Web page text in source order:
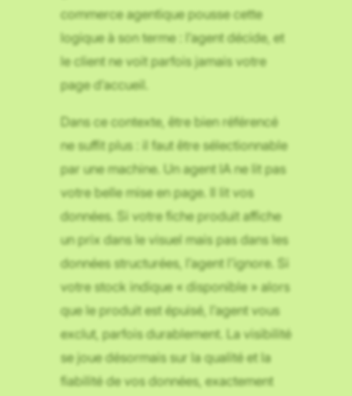
commerce agentique pousse cette
logique à son terme : l’agent décide, et
le client ne voit parfois jamais votre
page d’accueil.
Dans ce contexte, être bien référencé
ne suffit plus : il faut être sélectionnable
par une machine. Un agent IA ne lit pas
votre belle mise en page. Il lit vos
données. Si votre fiche produit affiche
un prix dans le visuel mais pas dans les
données structurées, l’agent l’ignore. Si
votre stock indique « disponible » alors
que le produit est épuisé, l’agent vous
exclut, parfois durablement. La visibilité
se joue désormais sur la qualité et la
fiabilité de vos données, exactement